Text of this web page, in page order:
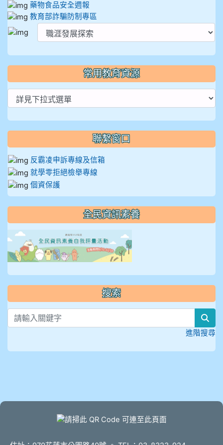
藥物食品安全週報
教育部詐騙防制專區
常用教育資源
聯繫窗口
反霸凌申訴專線及信箱
就學零拒絕檢舉專線
個資保護
全民資訊素養
搜索
進階搜尋